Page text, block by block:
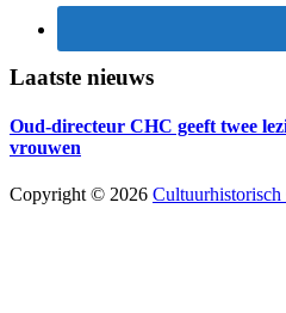
Laatste nieuws
Oud-directeur CHC geeft twee
vrouwen
Copyright © 2026